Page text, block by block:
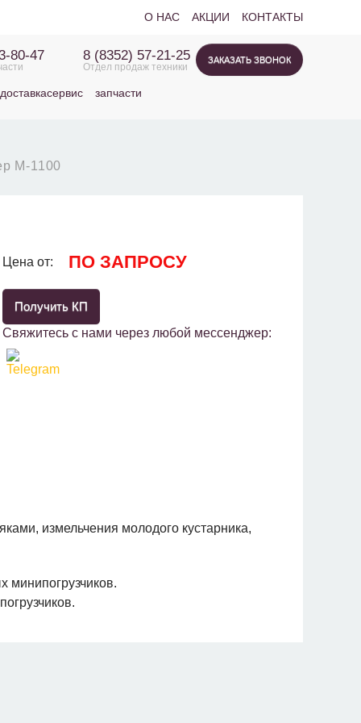
О НАС АКЦИИ КОНТАКТЫ
80-47 8 (8352) 57-21-25
Отдел продаж техники
ЗАКАЗАТЬ ЗВОНОК
доставкасервис запчасти
М-1100
Цена от: ПО ЗАПРОСУ
Получить КП
Свяжитесь с нами через любой мессенджер:
измельчения молодого кустарника,
минипогрузчиков.